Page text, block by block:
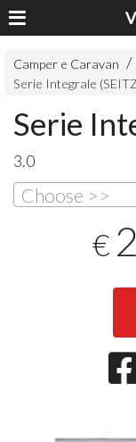
Camper e Caravan
Serie Integrale
Serie
3.0
Choose >>
€